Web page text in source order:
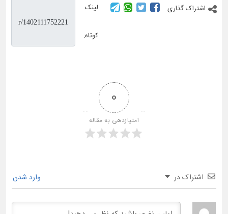
اشتراک گذاری لینک
کوتاه:
0
امتیازدهی به مقاله
اشتراک در وارد شدن